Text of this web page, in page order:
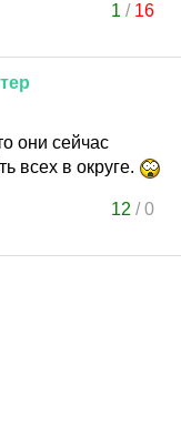
1 / 16
они сейчас
всех в округе.
12 /0